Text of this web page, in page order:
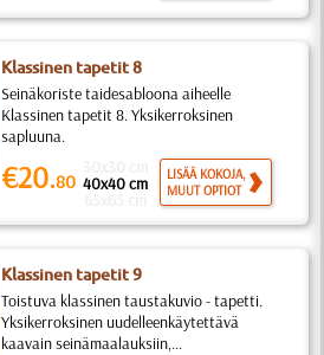
Klassinen tapetit 8
Seinäkoriste taidesabloona aiheelle
Klassinen tapetit 8. Yksikerroksinen
sapluuna.
€20.80 40x40 cm
LISÄÄ KOKOJA,
MUUT OPTIOT
Klassinen tapetit 9
Toistuva klassinen taustakuvio - tapetti.
Yksikerroksinen uudelleenkäytettävä
kaavain seinämaalauksiin,...